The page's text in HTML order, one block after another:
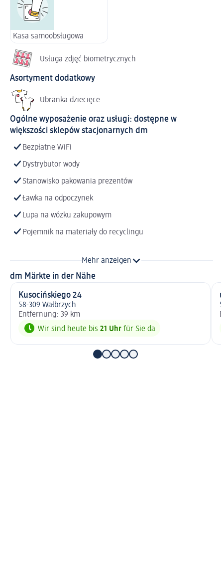
Kasa samoobsługowa
Usługa zdjęć biometrycznych
Asortyment dodatkowy
Ubranka dziecięce
Ogólne wyposażenie oraz usługi: dostępne w
większości sklepów stacjonarnych dm
Bezpłatne WiFi
Dystrybutor wody
Stanowisko pakowania prezentów
Ławka na odpoczynek
Lupa na wózku zakupowym
Pojemnik na materiały do recyclingu
Mehr anzeigen
dm Märkte in der Nähe
Kusocińskiego 24
58-309 Wałbrzych
Entfernung: 39 km
Wir sind heute bis 21 Uhr für Sie da